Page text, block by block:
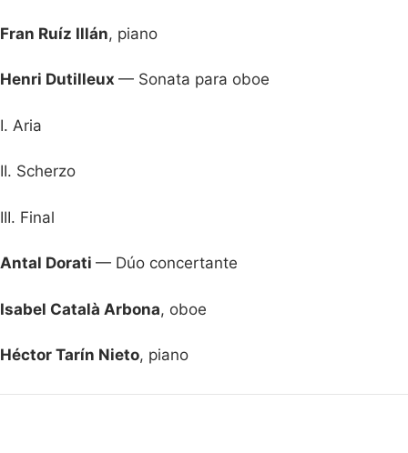
Fran Ruíz Illán, piano
Henri Dutilleux — Sonata para oboe
I. Aria
II. Scherzo
III. Final
Antal Dorati — Dúo concertante
Isabel Català Arbona, oboe
Héctor Tarín Nieto, piano